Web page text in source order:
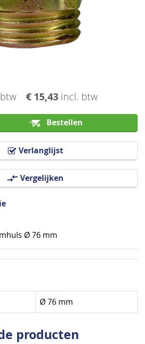
€ 15,43 incl. btw
Bestellen
Verlanglijst
Vergelijken
Ø 76 mm
Ø 76 mm
producten